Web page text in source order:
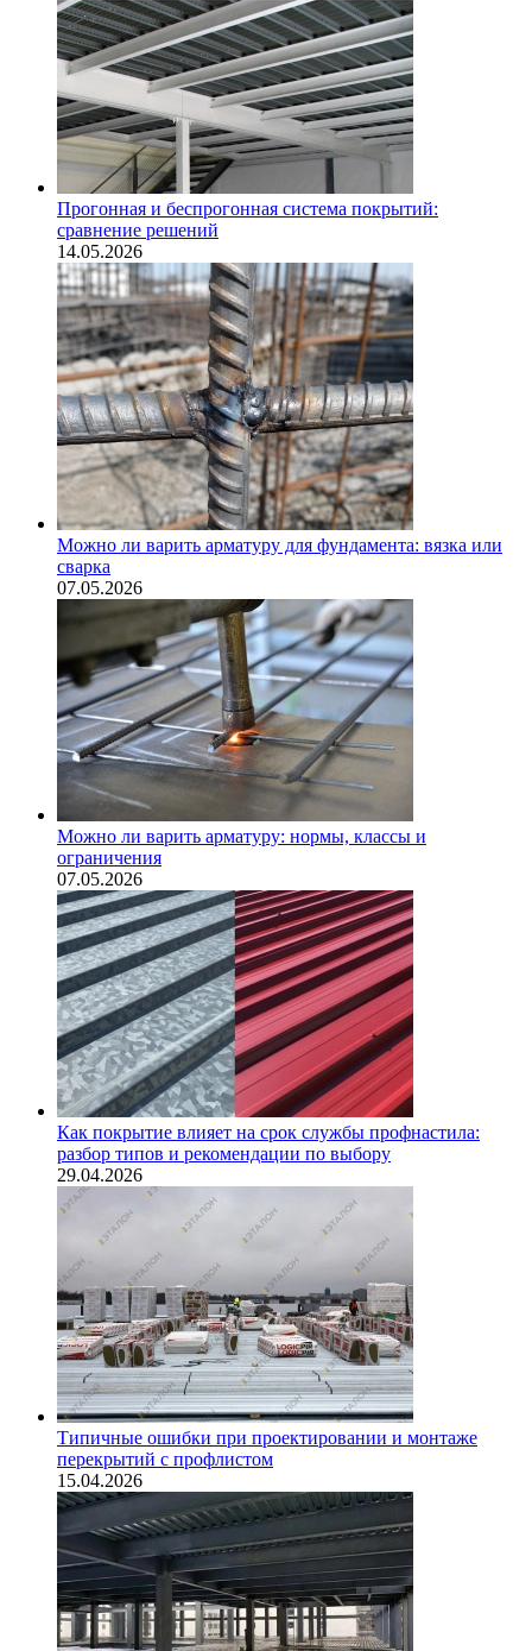
Прогонная и беспрогонная система покрытий:
сравнение решений
14.05.2026
Можно ли варить арматуру для фундамента: вязка или
сварка
07.05.2026
Можно ли варить арматуру: нормы, классы и
ограничения
07.05.2026
Как покрытие влияет на срок службы профнастила:
разбор типов и рекомендации по выбору
29.04.2026
Типичные ошибки при проектировании и монтаже
перекрытий с профлистом
15.04.2026